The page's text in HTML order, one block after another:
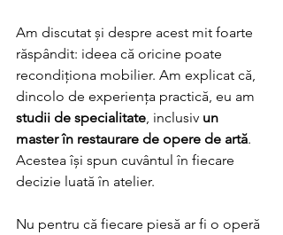
Am discutat și despre acest mit foarte
răspândit: ideea că oricine poate
recondiționa mobilier. Am explicat că,
dincolo de experiența practică, eu am
studii de specialitate, inclusiv un
master în restaurare de opere de artă.
Acestea își spun cuvântul în fiecare
decizie luată în atelier.
Nu pentru că fiecare piesă ar fi o operă